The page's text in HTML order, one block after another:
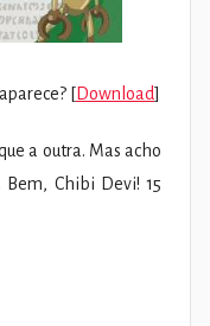
[Download]
a outra. Mas acho
Chibi Devi! 15